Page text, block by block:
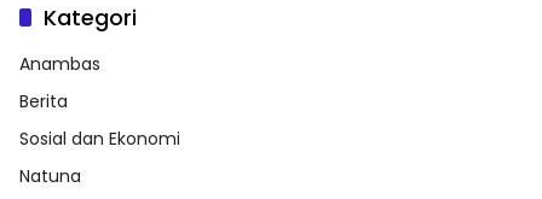
Kategori
Anambas
Berita
Sosial dan Ekonomi
Natuna